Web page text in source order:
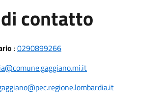
contatto
:0290899266